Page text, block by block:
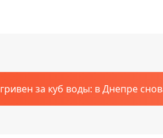
за куб воды: в Днепре